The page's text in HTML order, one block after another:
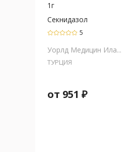
1г
Секнидазол
5
Уорлд Медицин Ила...
ТУРЦИЯ
от 951 ₽